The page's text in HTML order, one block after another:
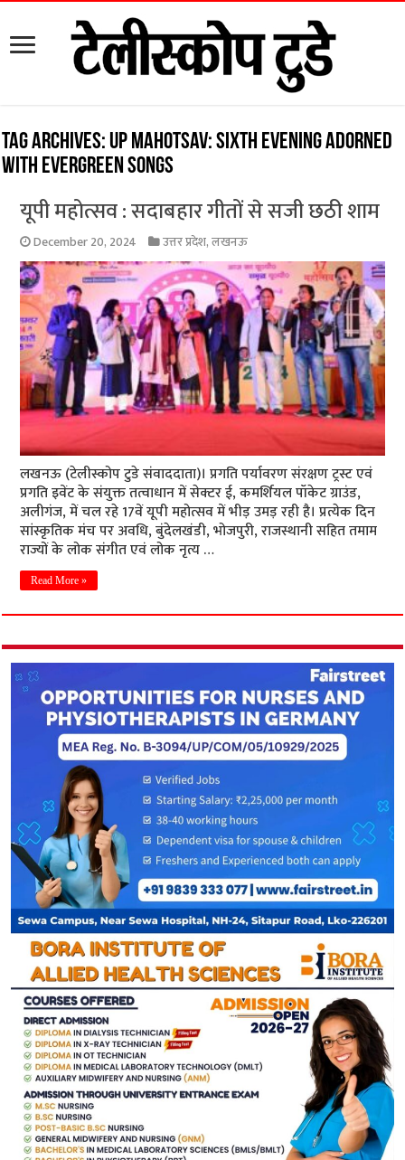
Tag Archives: UP Mahotsav: Sixth evening adorned
with evergreen songs
यूपी महोत्सव : सदाबहार गीतों से सजी छठी शाम
December 20, 2024 उत्तर प्रदेश,लखनऊ
लखनऊ (टेलीस्कोप टुडे संवाददाता)। प्रगति पर्यावरण संरक्षण ट्रस्ट एवं
प्रगति इवेंट के संयुक्त तत्वाधान में सेक्टर ई, कमर्शियल पॉकेट ग्राउंड,
अलीगंज, में चल रहे 17वें यूपी महोत्सव में भीड़ उमड़ रही है। प्रत्येक दिन
सांस्कृतिक मंच पर अवधि, बुंदेलखंडी, भोजपुरी, राजस्थानी सहित तमाम
राज्यों के लोक संगीत एवं लोक नृत्य …
Read More »